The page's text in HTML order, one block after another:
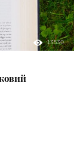
13530